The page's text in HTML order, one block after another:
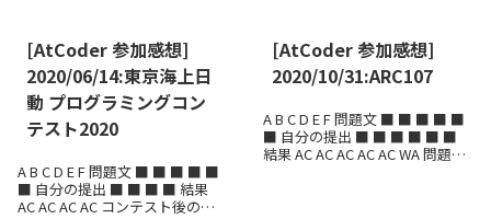
[AtCoder 参加感想]
2020/06/14:東京海上日
動 プログラミングコン
テスト2020
A B C D E F 問題文 ■ ■ ■ ■ ■
■ 自分の提出 ■ ■ ■ ■ 結果
AC AC AC AC コンテスト後の提
[AtCoder 参加感想]
2020/10/31:ARC107
A B C D E F 問題文 ■ ■ ■ ■ ■
■ 自分の提出 ■ ■ ■ ■ ■ ■
結果 AC AC AC AC AC WA 問題F